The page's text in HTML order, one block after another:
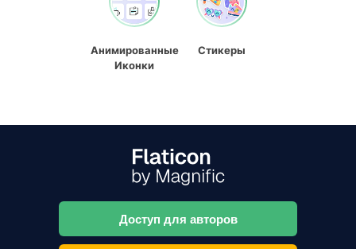
Анимированные
Иконки
Стикеры
Доступ для авторов